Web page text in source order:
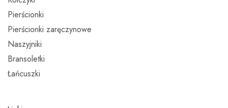
Pierścionki
Pierścionki zaręczynowe
Naszyjniki
Bransoletki
Łańcuszki